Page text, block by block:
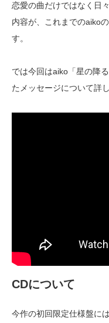
恋愛の曲だけではなく日
内容が、これまでのaiko
す。
では今回はaiko「星の降
たメッセージについて詳
CDについて
今作の初回限定仕様盤に